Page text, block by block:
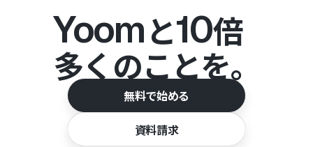
Yoomと10倍
多くのことを。
無料で始める
資料請求